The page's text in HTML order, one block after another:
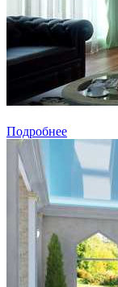
Подробнее